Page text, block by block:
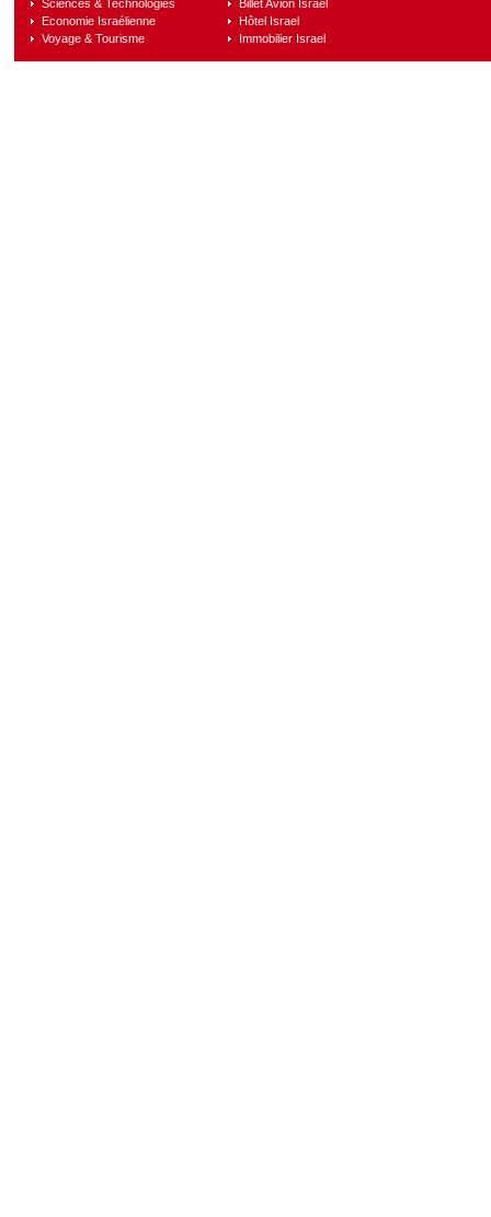
Sciences & Technologies
Economie Israélienne
Voyage & Tourisme
Billet Avion Israel
Hôtel Israel
Immobilier Israel